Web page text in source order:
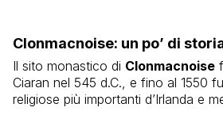
Clonmacnoise: un po’ di
Il sito monastico di Clonmacnoise
Ciaran nel 545 d.C., e fino al 1550
religiose più importanti d’Irlanda e